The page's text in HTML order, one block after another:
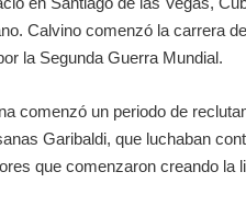
Calvino comenzó la carrera
la Segunda Guerra Mundial.
comenzó un periodo de
Garibaldi, que luchaban
que comenzaron creando la